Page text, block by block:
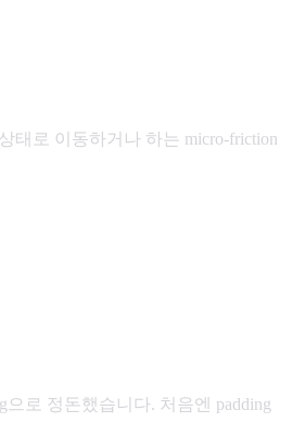
태로 이동하거나 하는 micro-friction
로 정돈했습니다. 처음엔 padding